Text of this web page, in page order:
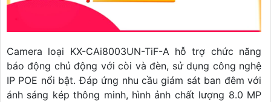
Camera loại KX-CAi8003UN-TiF-A hỗ trợ chức năng
báo động chủ động với còi và đèn, sử dụng công nghệ
IP POE nổi bật. Đáp ứng nhu cầu giám sát ban đêm với
ánh sáng kép thông minh, hình ảnh chất lượng 8.0 MP